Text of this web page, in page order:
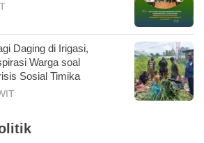
Daging di Irigasi,
Warga soal
Sosial Timika